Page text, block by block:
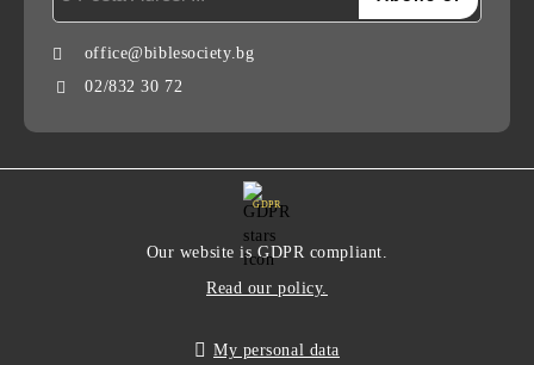
office@biblesociety.bg
02/832 30 72
GDPR
Our website is GDPR compliant.
Read our policy.
My personal data